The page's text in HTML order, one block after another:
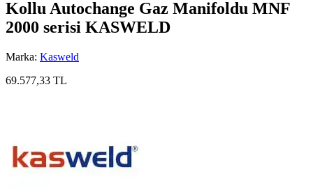
Kollu Autochange Gaz Manifoldu MNF
2000 serisi KASWELD
Marka: Kasweld
69.577,33 TL